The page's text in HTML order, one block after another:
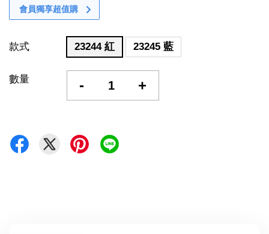
會員獨享超值購
款式 23244 紅 23245 藍
數量 - +